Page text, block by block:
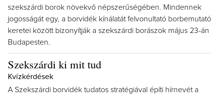
szekszárdi borok növekvő népszerűségében. Mindennek
jogosságát egy, a borvidék kínálatát felvonultató borbemutató
keretei között bizonyítják a szekszárdi borászok május 23-án
Budapesten.
Szekszárdi ki mit tud
Kvízkérdések
A Szekszárdi borvidék tudatos stratégiával építi hírnevét a